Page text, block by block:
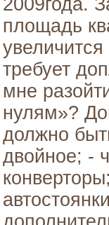
2009года.
площадь
требует
мне
нулям»?
должно
двойное; -